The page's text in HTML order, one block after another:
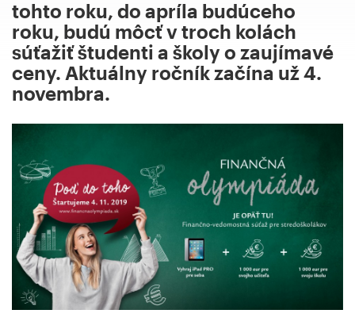
tohto roku, do apríla budúceho
roku, budú môcť v troch kolách
súťažiť študenti a školy o zaujímavé
ceny. Aktuálny ročník začína už 4.
novembra.